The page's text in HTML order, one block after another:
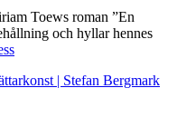
Toews roman ”En
och hyllar hennes
| Stefan Bergmark